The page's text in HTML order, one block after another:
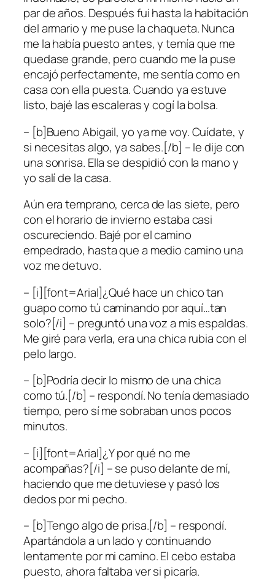
par de años. Después fui hasta la habitación
del armario y me puse la chaqueta. Nunca
me la había puesto antes, y temía que me
quedase grande, pero cuando me la puse
encajó perfectamente, me sentía como en
casa con ella puesta. Cuando ya estuve
listo, bajé las escaleras y cogí la bolsa.
– [b]Bueno Abigail, yo ya me voy. Cuídate, y
si necesitas algo, ya sabes.[/b] – le dije con
una sonrisa. Ella se despidió con la mano y
yo salí de la casa.
Aún era temprano, cerca de las siete, pero
con el horario de invierno estaba casi
oscureciendo. Bajé por el camino
empedrado, hasta que a medio camino una
voz me detuvo.
– [i][font=Arial]¿Qué hace un chico tan
guapo como tú caminando por aquí…tan
solo?[/i] – preguntó una voz a mis espaldas.
Me giré para verla, era una chica rubia con el
pelo largo.
– [b]Podría decir lo mismo de una chica
como tú.[/b] – respondí. No tenía demasiado
tiempo, pero sí me sobraban unos pocos
minutos.
– [i][font=Arial]¿Y por qué no me
acompañas?[/i] – se puso delante de mí,
haciendo que me detuviese y pasó los
dedos por mi pecho.
– [b]Tengo algo de prisa.[/b] – respondí.
Apartándola a un lado y continuando
lentamente por mi camino. El cebo estaba
puesto, ahora faltaba ver si picaría.